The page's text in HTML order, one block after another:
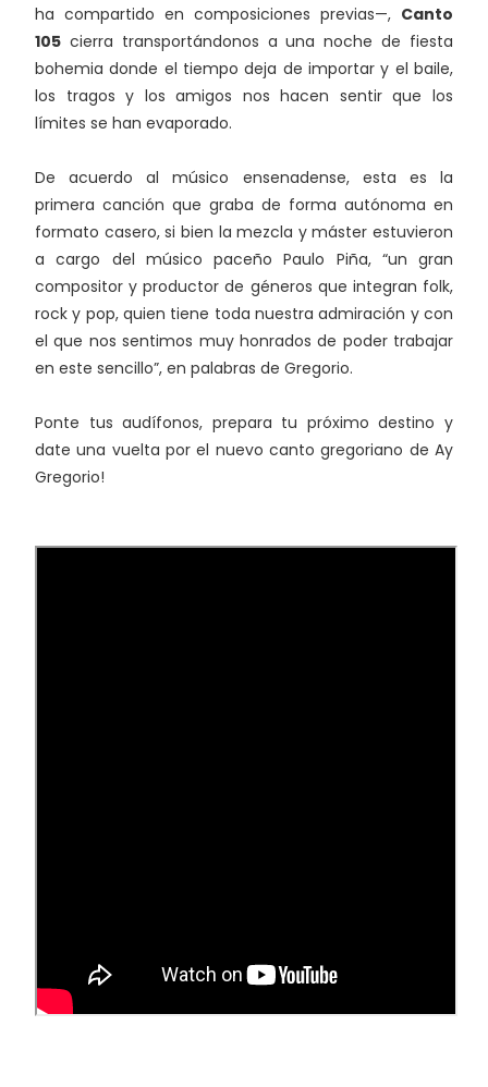
ha compartido en composiciones previas—, Canto
105 cierra transportándonos a una noche de fiesta
bohemia donde el tiempo deja de importar y el baile,
los tragos y los amigos nos hacen sentir que los
límites se han evaporado.
De acuerdo al músico ensenadense, esta es la
primera canción que graba de forma autónoma en
formato casero, si bien la mezcla y máster estuvieron
a cargo del músico paceño Paulo Piña, “un gran
compositor y productor de géneros que integran folk,
rock y pop, quien tiene toda nuestra admiración y con
el que nos sentimos muy honrados de poder trabajar
en este sencillo”, en palabras de Gregorio.
Ponte tus audífonos, prepara tu próximo destino y
date una vuelta por el nuevo canto gregoriano de Ay
Gregorio!